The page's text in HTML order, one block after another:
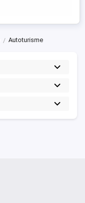
Autoturisme